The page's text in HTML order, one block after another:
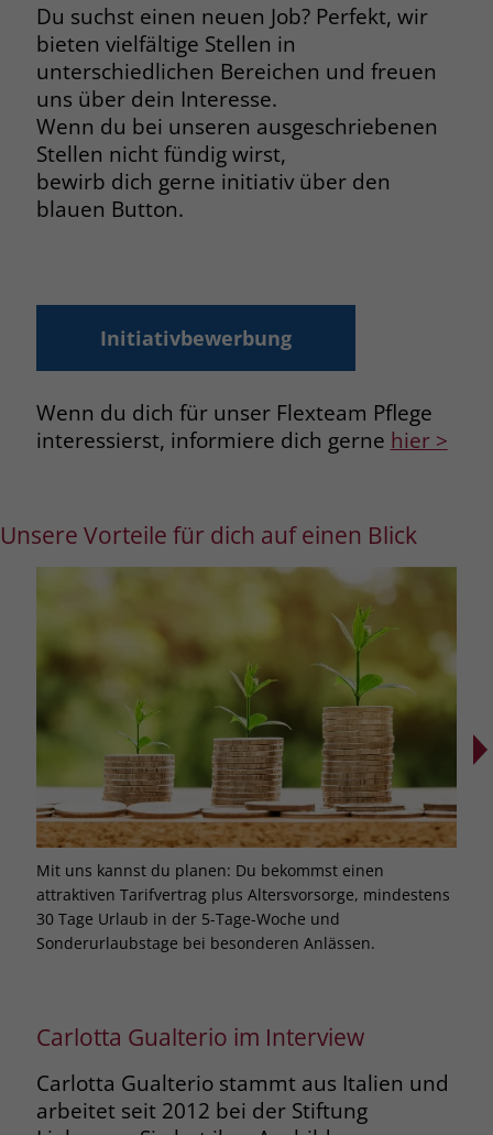
Du suchst einen neuen Job? Perfekt, wir
bieten vielfältige Stellen in
unterschiedlichen Bereichen und freuen
uns über dein Interesse.
Wenn du bei unseren ausgeschriebenen
Stellen nicht fündig wirst,
bewirb dich gerne initiativ über den
blauen Button.
Initiativbewerbung
Wenn du dich für unser Flexteam Pflege
interessierst, informiere dich gerne hier >
Unsere Vorteile für dich auf einen Blick
Mit uns kannst du planen: Du bekommst einen
attraktiven Tarifvertrag plus Altersvorsorge, mindestens
30 Tage Urlaub in der 5-Tage-Woche und
Sonderurlaubstage bei besonderen Anlässen.
Carlotta Gualterio im Interview
Carlotta Gualterio stammt aus Italien und
arbeitet seit 2012 bei der Stiftung